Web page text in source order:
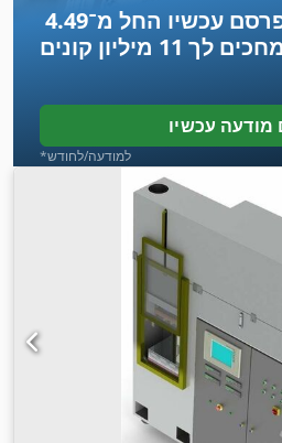
מחכים לך 11 מיליון קונים
עכשיו
*למודעה/לחודש